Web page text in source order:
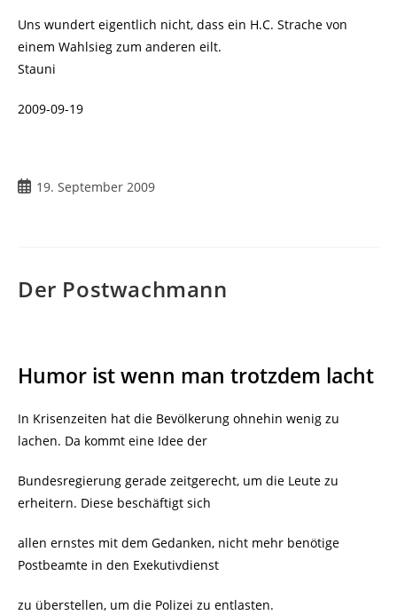
Uns wundert eigentlich nicht, dass ein H.C. Strache von
einem Wahlsieg zum anderen eilt.
Stauni
2009-09-19
Beitrag19. September 2009
Der Postwachmann
Humor ist wenn man trotzdem lacht
In Krisenzeiten hat die Bevölkerung ohnehin wenig zu
lachen. Da kommt eine Idee der
Bundesregierung gerade zeitgerecht, um die Leute zu
erheitern. Diese beschäftigt sich
allen ernstes mit dem Gedanken, nicht mehr benötige
Postbeamte in den Exekutivdienst
zu überstellen, um die Polizei zu entlasten.